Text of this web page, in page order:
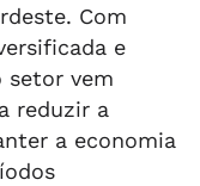
Com
e
setor vem
reduzir a
a economia